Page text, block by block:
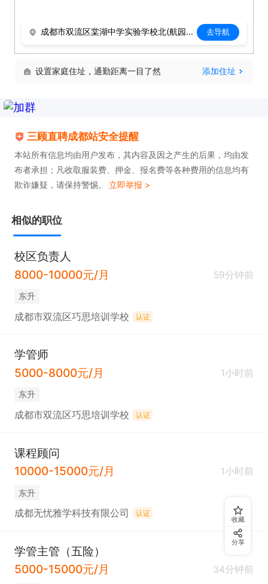
成都市双流区棠湖中学实验学校北(航园路北) 去导航
设置家庭住址，通勤距离一目了然 添加住址
三顾直聘成都站安全提醒
本站所有信息均由用户发布，其内容及因之产生的后果，均由发
布者承担；凡收取服装费、押金、报名费等各种费用的信息均有
欺诈嫌疑，请保持警惕。 立即举报 >
相似的职位
校区负责人
8000-10000元/月
59分钟前
东升
成都市双流区巧思培训学校 认证
学管师
5000-8000元/月
1小时前
东升
成都市双流区巧思培训学校 认证
课程顾问
10000-15000元/月
1小时前
东升
成都无忧雅学科技有限公司 认证
学管主管（五险）
5000-15000元/月
34分钟前
收藏
分享